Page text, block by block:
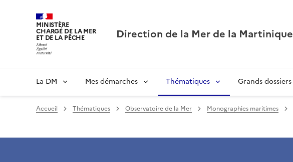
MINISTÈRE
CHARGÉ DE LA MER
ET DE LA PÊCHE Direction de la Mer de la Martinique
La DM Mes démarches Thématiques Grands dossiers
Accueil Thématiques Observatoire de la Mer Monographies maritimes